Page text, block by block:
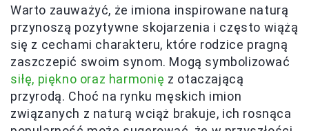
Warto zauważyć, że imiona inspirowane naturą
przynoszą pozytywne skojarzenia i często wiążą
się z cechami charakteru, które rodzice pragną
zaszczepić swoim synom. Mogą symbolizować
siłę, piękno oraz harmonię z otaczającą
przyrodą. Choć na rynku męskich imion
związanych z naturą wciąż brakuje, ich rosnąca